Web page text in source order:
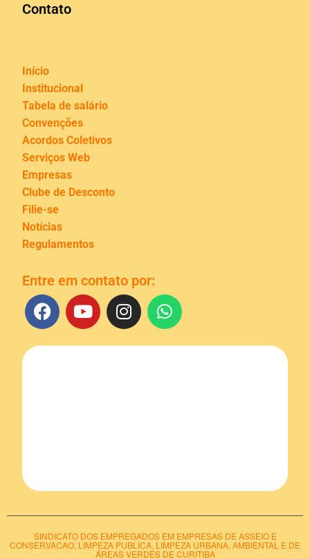
Contato
Início
Institucional
Tabela de salário
Convenções
Acordos Coletivos
Serviços Web
Empresas
Clube de Desconto
Filie-se
Notícias
Regulamentos
Entre em contato por:
SINDICATO DOS EMPREGADOS EM EMPRESAS DE ASSEIO E
CONSERVACAO, LIMPEZA PUBLICA, LIMPEZA URBANA, AMBIENTAL E DE
ÁREAS VERDES DE CURITIBA